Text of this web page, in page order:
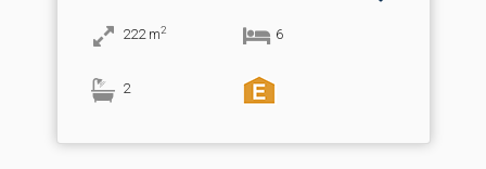
222 m2 6
2